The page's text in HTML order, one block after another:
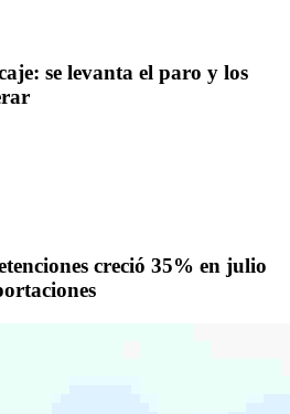
se levanta el paro y los
creció 35% en julio